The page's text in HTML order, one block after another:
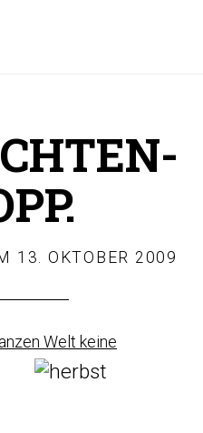
13. OKTOBER 2009
Welt keine